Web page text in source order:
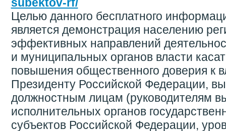
Целью данного бесплатного
является демонстрация населению
эффективных направлений
и муниципальных органов власти
повышения общественного доверия к
Президенту Российской Федерации,
должностным лицам (руководителям
исполнительных органов
субъектов Российской Федерации,